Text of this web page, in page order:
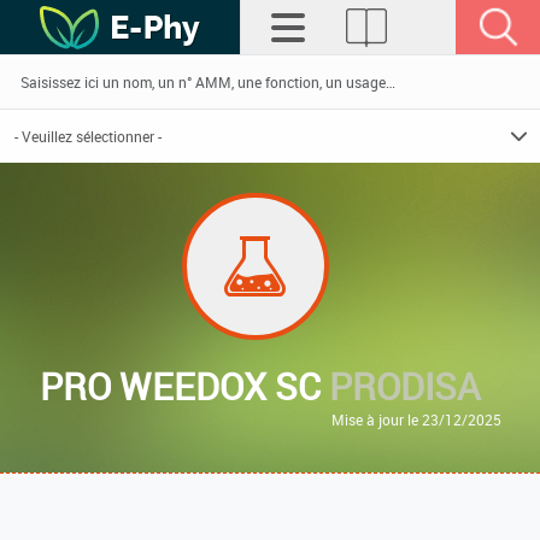
PRO WEEDOX SC PRODISA
Mise à jour le 23/12/2025